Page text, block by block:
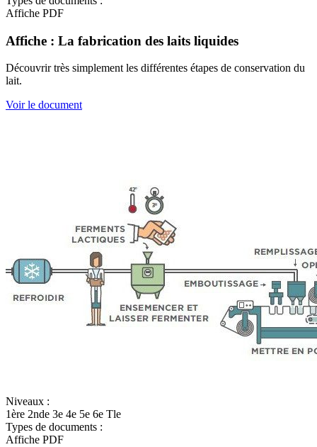
Affiche PDF
Affiche : La fabrication des laits liquides
Découvrir très simplement les différentes étapes de conservation du
lait.
Voir le document
Niveaux :
1ère 2nde 3e 4e 5e 6e Tle
Types de documents :
Affiche PDF